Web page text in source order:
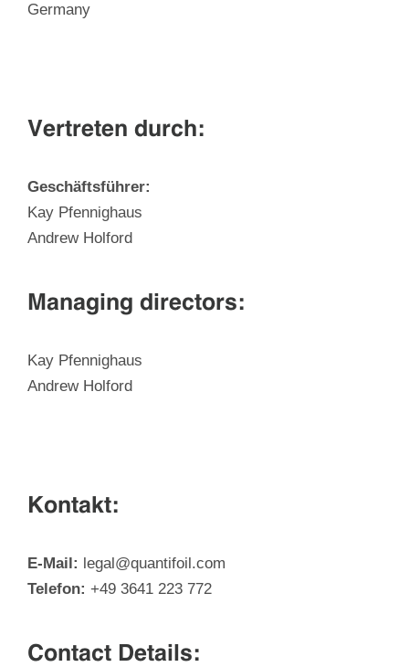
Germany
Vertreten durch:
Geschäftsführer:
Kay Pfennighaus
Andrew Holford
Managing directors:
Kay Pfennighaus
Andrew Holford
Kontakt:
E-Mail: legal@quantifoil.com
Telefon: +49 3641 223 772
Contact Details: